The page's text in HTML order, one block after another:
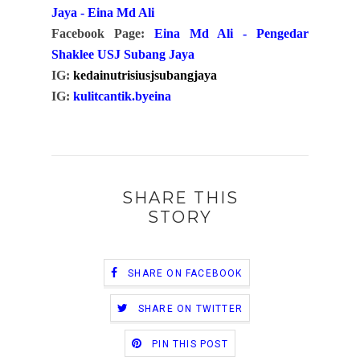
Jaya - Eina Md Ali
Facebook Page: Eina Md Ali - Pengedar
Shaklee USJ Subang Jaya
IG: kedainutrisiusjsubangjaya
IG: kulitcantik.byeina
SHARE THIS
STORY
SHARE ON FACEBOOK
SHARE ON TWITTER
PIN THIS POST